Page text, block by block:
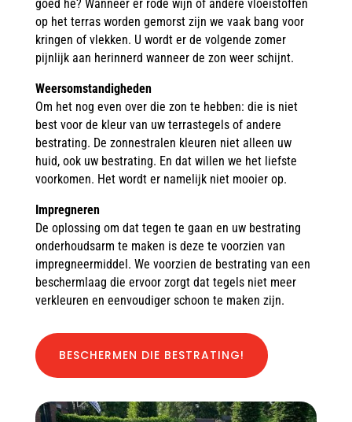
goed hè? Wanneer er rode wijn of andere vloeistoffen
op het terras worden gemorst zijn we vaak bang voor
kringen of vlekken. U wordt er de volgende zomer
pijnlijk aan herinnerd wanneer de zon weer schijnt.
Weersomstandigheden
Om het nog even over die zon te hebben: die is niet
best voor de kleur van uw terrastegels of andere
bestrating. De zonnestralen kleuren niet alleen uw
huid, ook uw bestrating. En dat willen we het liefste
voorkomen. Het wordt er namelijk niet mooier op.
Impregneren
De oplossing om dat tegen te gaan en uw bestrating
onderhoudsarm te maken is deze te voorzien van
impregneermiddel. We voorzien de bestrating van een
beschermlaag die ervoor zorgt dat tegels niet meer
verkleuren en eenvoudiger schoon te maken zijn.
BESCHERMEN DIE BESTRATING!